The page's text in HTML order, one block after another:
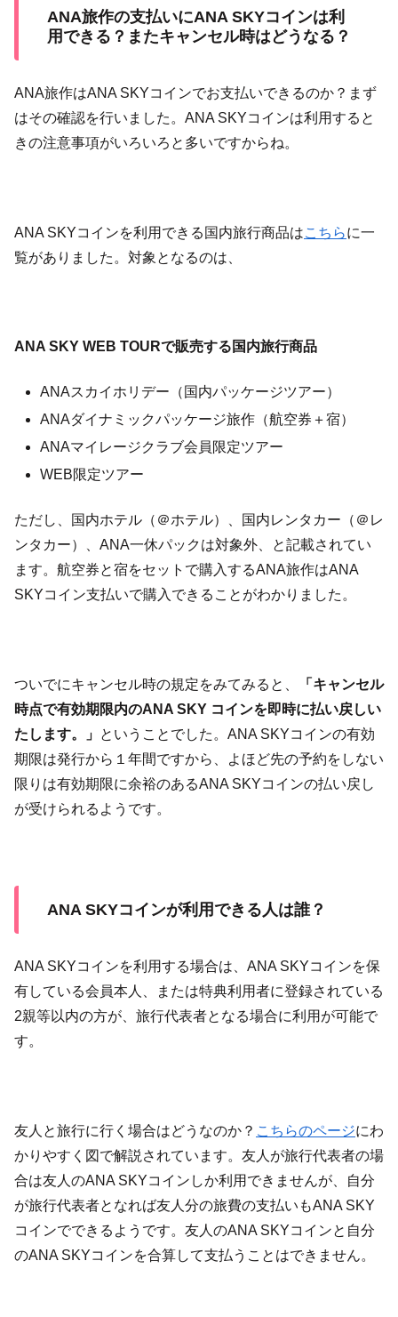
ANA旅作の支払いにANA SKYコインは利
用できる？またキャンセル時はどうなる？
ANA旅作はANA SKYコインでお支払いできるのか？まず
はその確認を行いました。ANA SKYコインは利用すると
きの注意事項がいろいろと多いですからね。
ANA SKYコインを利用できる国内旅行商品はこちらに一
覧がありました。対象となるのは、
ANA SKY WEB TOURで販売する国内旅行商品
ANAスカイホリデー（国内パッケージツアー）
ANAダイナミックパッケージ旅作（航空券＋宿）
ANAマイレージクラブ会員限定ツアー
WEB限定ツアー
ただし、国内ホテル（＠ホテル）、国内レンタカー（＠レ
ンタカー）、ANA一休パックは対象外、と記載されてい
ます。航空券と宿をセットで購入するANA旅作はANA
SKYコイン支払いで購入できることがわかりました。
ついでにキャンセル時の規定をみてみると、
「キャンセル
時点で有効期限内のANA SKY コインを即時に払い戻しい
たします。」 ということでした。ANA SKYコインの有効
期限は発行から１年間ですから、よほど先の予約をしない
限りは有効期限に余裕のあるANA SKYコインの払い戻し
が受けられるようです。
ANA SKYコインが利用できる人は誰？
ANA SKYコインを利用する場合は、ANA SKYコインを保
有している会員本人、または特典利用者に登録されている
2親等以内の方が、旅行代表者となる場合に利用が可能で
す。
友人と旅行に行く場合はどうなのか？ こちらのページにわ
かりやすく図で解説されています。友人が旅行代表者の場
合は友人のANA SKYコインしか利用できませんが、自分
が旅行代表者となれば友人分の旅費の支払いもANA SKY
コインでできるようです。友人のANA SKYコインと自分
のANA SKYコインを合算して支払うことはできません。